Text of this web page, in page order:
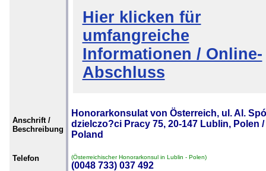
Hier klicken für
umfangreiche
Informationen / Online-
Abschluss
Anschrift /
Beschreibung
Honorarkonsulat von Österreich, ul. Al.
dzielczo?ci Pracy 75, 20-147 Lublin, Polen /
Poland
Telefon (Österreichischer Honorarkonsul in Lublin - Polen)
(0048 733) 037 492